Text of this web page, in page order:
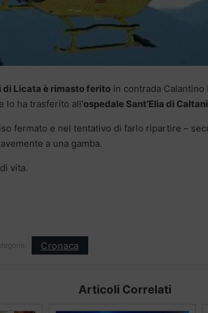
di Licata è rimasto ferito in contrada
lo ha trasferito all’ospedale Sant’Elia di
fermato e nel tentativo di farlo ripartire –
a una gamba.
vita.
Cronaca
Articoli Correlati